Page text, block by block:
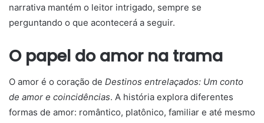
narrativa mantém o leitor intrigado, sempre se
perguntando o que acontecerá a seguir.
O papel do amor na trama
O amor é o coração de Destinos entrelaçados: Um conto
de amor e coincidências. A história explora diferentes
formas de amor: romântico, platônico, familiar e até mesmo